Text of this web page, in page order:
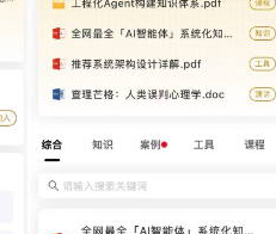
狼王几乎不参与正面冲突，
阶阵型就是一盘散沙。
该断后时断后。